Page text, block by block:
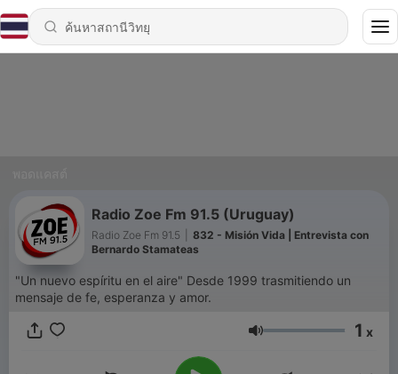
Radio Zoe Fm 91.5 (Uruguay)
Radio Zoe Fm 91.5
832 - Misión Vida | Entrevista con
Bernardo Stamateas
"Un nuevo espíritu en el aire" Desde 1999 trasmitiendo un
mensaje de fe, esperanza y amor.
ระดับเสียง 1 x